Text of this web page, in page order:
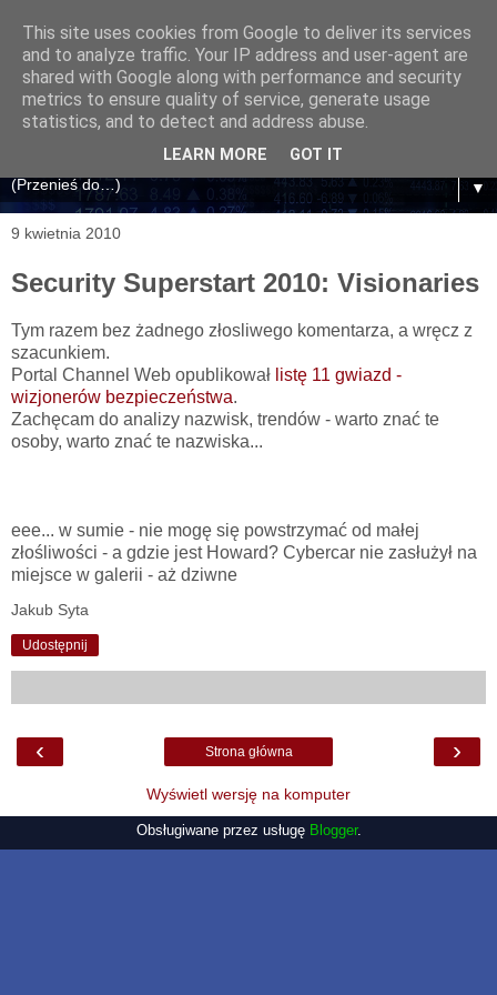
▼
9 kwietnia 2010
Security Superstart 2010: Visionaries
Tym razem bez żadnego złosliwego komentarza, a wręcz z
szacunkiem.
Portal Channel Web opublikował listę 11 gwiazd -
wizjonerów bezpieczeństwa.
Zachęcam do analizy nazwisk, trendów - warto znać te
osoby, warto znać te nazwiska...
eee... w sumie - nie mogę się powstrzymać od małej
złośliwości - a gdzie jest Howard? Cybercar nie zasłużył na
miejsce w galerii - aż dziwne
Jakub Syta
Udostępnij
‹ ›
Strona główna
Wyświetl wersję na komputer
Obsługiwane przez usługę Blogger.
This site uses cookies from Google to deliver its services
and to analyze traffic. Your IP address and user-agent are
shared with Google along with performance and security
metrics to ensure quality of service, generate usage
statistics, and to detect and address abuse.
LEARN MORE GOT IT